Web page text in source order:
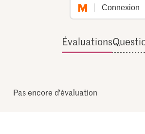
Connexion
Évaluations
Pas encore d'évaluation